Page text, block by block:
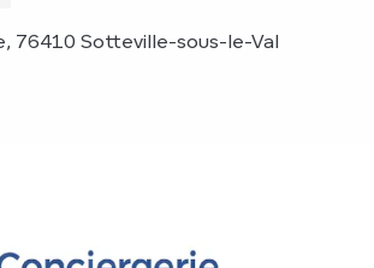
76410 Sotteville-sous-le-Val